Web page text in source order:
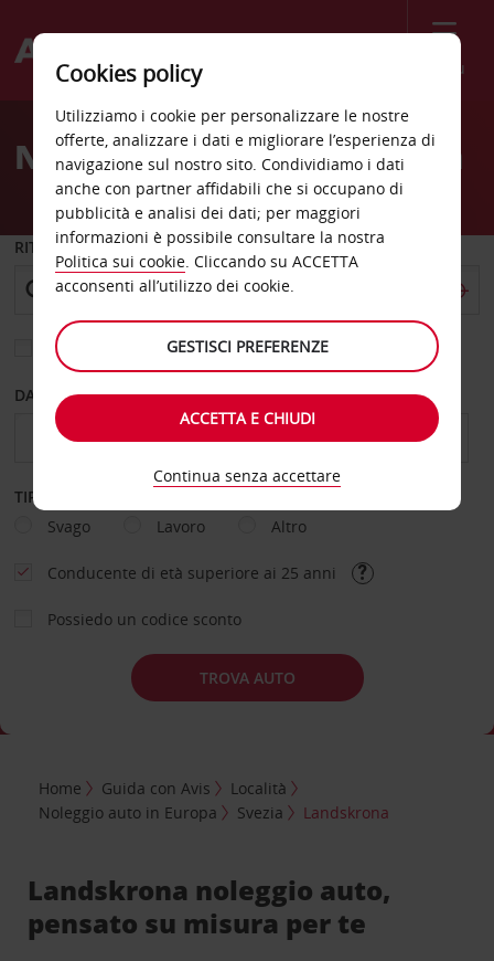
Menù
Welcome
AvisNoleggio auto Landskrona
RITIRO DA
Scegli una località di riconsegna diversa
DAL GIORNO AL GIORNO
TIPOLOGIA DI NOLEGGIO
Svago
Lavoro Altro
Conducente di età superiore ai 25 anni
Possiedo un codice sconto
TROVA AUTO
Home Guida con Avis
Località
Noleggio auto in Europa
Svezia Landskrona
Landskrona noleggio auto,
pensato su misura per te
Cookies policy
Utilizziamo i cookie per personalizzare le nostre
offerte, analizzare i dati e migliorare l’esperienza di
navigazione sul nostro sito. Condividiamo i dati
anche con partner affidabili che si occupano di
pubblicità e analisi dei dati; per maggiori
informazioni è possibile consultare la nostra
Politica sui cookie. Cliccando su ACCETTA
acconsenti all’utilizzo dei cookie.
GESTISCI PREFERENZE
ACCETTA E CHIUDI
Continua senza accettare